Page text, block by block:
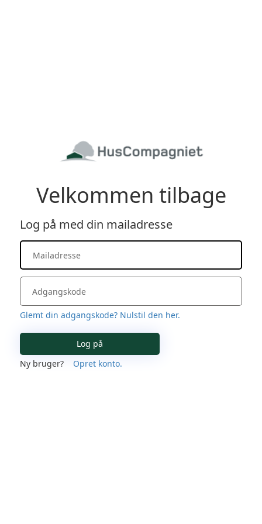
Velkommen tilbage
Log på med din mailadresse
Glemt din adgangskode? Nulstil den her.
Log på
Ny bruger?
Opret konto.